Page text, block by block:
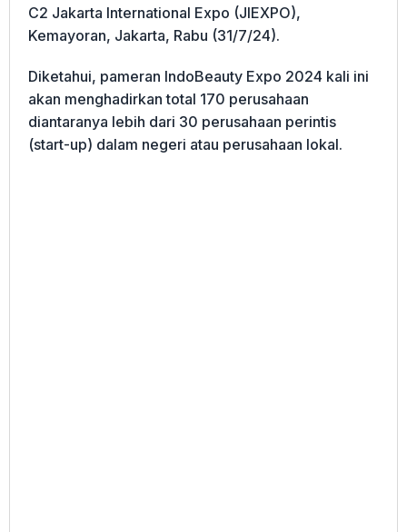
C2 Jakarta International Expo (JIEXPO),
Kemayoran, Jakarta, Rabu (31/7/24).
Diketahui, pameran IndoBeauty Expo 2024 kali ini
akan menghadirkan total 170 perusahaan
diantaranya lebih dari 30 perusahaan perintis
(start-up) dalam negeri atau perusahaan lokal.